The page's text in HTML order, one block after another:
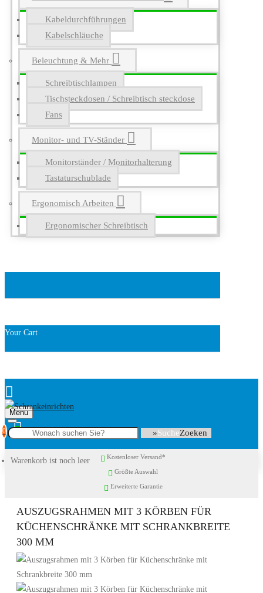
Kabeldurchführungen
Kabelschläuche
Beleuchtung & Mehr
Schreibtischlampen
Tischsteckdosen / Schreibtisch steckdose
Fans
Monitor- und TV-Ständer
Monitorständer / Monitorhalterung
Tastaturschublade
Ergonomisch Arbeiten
Ergonomischer Schreibtisch
Your Cart
Menu
0
Warenkorb ist noch leer
Suche
Kostenloser Versand*
Größte Auswahl
Erweiterte Garantie
AUSZUGSRAHMEN MIT 3 KÖRBEN FÜR
KÜCHENSCHRÄNKE MIT SCHRANKBREITE
300 MM